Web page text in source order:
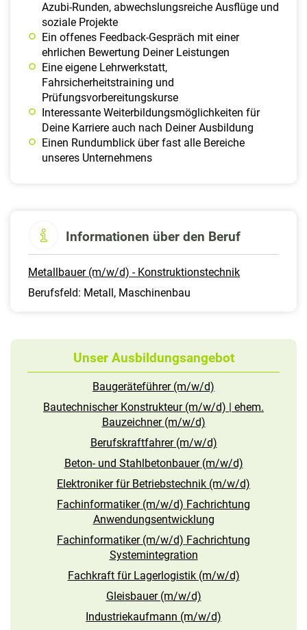
Azubi-Runden, abwechslungsreiche Ausflüge und
soziale Projekte
Ein offenes Feedback-Gespräch mit einer
ehrlichen Bewertung Deiner Leistungen
Eine eigene Lehrwerkstatt,
Fahrsicherheitstraining und
Prüfungsvorbereitungskurse
Interessante Weiterbildungsmöglichkeiten für
Deine Karriere auch nach Deiner Ausbildung
Einen Rundumblick über fast alle Bereiche
unseres Unternehmens
Informationen über den Beruf
Metallbauer (m/w/d) - Konstruktionstechnik
Berufsfeld: Metall, Maschinenbau
Unser Ausbildungsangebot
Baugeräteführer (m/w/d)
Bautechnischer Konstrukteur (m/w/d) | ehem.
Bauzeichner (m/w/d)
Berufskraftfahrer (m/w/d)
Beton- und Stahlbetonbauer (m/w/d)
Elektroniker für Betriebstechnik (m/w/d)
Fachinformatiker (m/w/d) Fachrichtung
Anwendungsentwicklung
Fachinformatiker (m/w/d) Fachrichtung
Systemintegration
Fachkraft für Lagerlogistik (m/w/d)
Gleisbauer (m/w/d)
Industriekaufmann (m/w/d)